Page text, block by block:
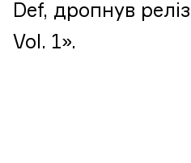
Def, дропнув
Vol. 1».